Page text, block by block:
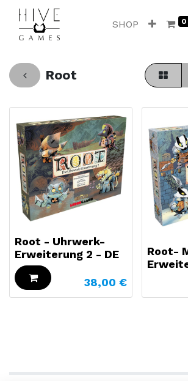
SHOP 0
Root
Root - Uhrwerk-
Erweiterung 2 - DE
38,00 €
Root-